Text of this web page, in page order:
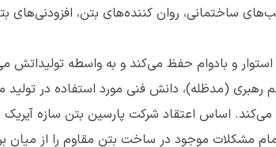
روان کننده‌های بتن، افزودنی‌های بتن،
استوار و بادوام حفظ می‌کند و به واسطه
(مدظله)، دانش فنی مورد استفاده در تولید
اساس اعتقاد شرکت پارسین بتن سازه آیریک
مشکلات موجود در ساخت بتن مقاوم را از میان